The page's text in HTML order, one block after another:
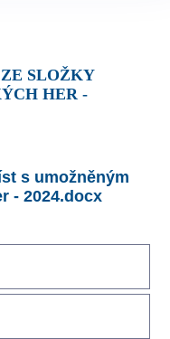
HER -
s umožněným
- 2024.docx